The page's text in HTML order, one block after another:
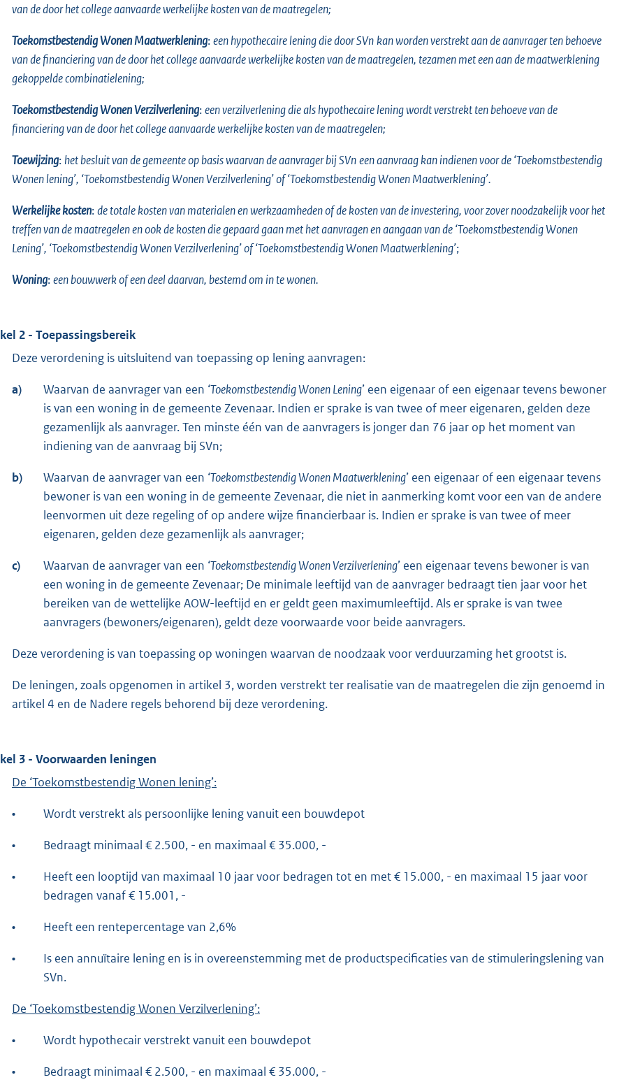
van de door het college aanvaarde werkelijke kosten van de maatregelen;
Toekomstbestendig Wonen Maatwerklening:een hypothecaire lening die doorSVn kan worden verstrekt aan de aanvrager ten behoeve
van de financiering van de door het college aanvaarde werkelijke kosten van de maatregelen, tezamen met een aan de maatwerklening
gekoppelde combinatielening;
Toekomstbestendig Wonen Verzilverlening:een verzilverlening die als hypothecaire lening wordt verstrekt ten behoeve van de
financiering van de door het college aanvaarde werkelijke kosten van de maatregelen;
Toewijzing: het besluit van de gemeente op basis waarvan de aanvrager bijSVneen aanvraag kan indienen voor de ‘Toekomstbestendig
Wonen lening’, ‘Toekomstbestendig Wonen Verzilverlening’ of ‘Toekomstbestendig Wonen Maatwerklening’.
Werkelijke kosten:de totale kosten van materialen en werkzaamheden of de kosten van de investering, voor zover noodzakelijk voor het
treffen van de maatregelen en ook de kosten die gepaard gaan met het aanvragen en aangaan van de ‘Toekomstbestendig Wonen
Lening’, ‘Toekomstbestendig Wonen Verzilverlening’ of ‘Toekomstbestendig Wonen Maatwerklening’;
Woning:een bouwwerk of een deel daarvan, bestemd om in te wonen.
2 - Toepassingsbereik
Deze verordening is uitsluitend van toepassing op lening aanvragen:
a) Waarvan de aanvrager van een ‘Toekomstbestendig Wonen Lening’ een eigenaar of een eigenaar tevens bewoner
is van een woning in de gemeente Zevenaar. Indien er sprake is van twee of meer eigenaren, gelden deze
gezamenlijk als aanvrager. Ten minste één van de aanvragers is jonger dan 76 jaar op het moment van
indiening van de aanvraag bij SVn;
b) Waarvan de aanvrager van een ‘Toekomstbestendig Wonen Maatwerklening’ een eigenaar of een eigenaar tevens
bewoner is van een woning in de gemeente Zevenaar, die niet in aanmerking komt voor een van de andere
leenvormen uit deze regeling of op andere wijze financierbaar is. Indien er sprake is van twee of meer
eigenaren, gelden deze gezamenlijk als aanvrager;
c) Waarvan de aanvrager van een ‘Toekomstbestendig Wonen Verzilverlening’ een eigenaar tevens bewoner is van
een woning in de gemeente Zevenaar; De minimale leeftijd van de aanvrager bedraagt tien jaar voor het
bereiken van de wettelijke AOW-leeftijd en er geldt geen maximumleeftijd. Als er sprake is van twee
aanvragers (bewoners/eigenaren), geldt deze voorwaarde voor beide aanvragers.
Deze verordening is van toepassing op woningen waarvan de noodzaak voor verduurzaming het grootst is.
De leningen, zoals opgenomen in artikel 3, worden verstrekt ter realisatie van de maatregelen die zijn genoemd in
artikel 4 en de Nadere regels behorend bij deze verordening.
3 - Voorwaarden leningen
De ‘Toekomstbestendig Wonen lening’:
• Wordt verstrekt als persoonlijke lening vanuit een bouwdepot
• Bedraagt minimaal € 2.500, - en maximaal € 35.000, -
•
Heeft een looptijd van maximaal 10 jaar voor bedragen tot en met € 15.000, - en maximaal 15 jaar voor
bedragen vanaf € 15.001, -
• Heeft een rentepercentage van 2,6%
•
Is een annuïtaire lening en is in overeenstemming met de productspecificaties van de stimuleringslening van
SVn.
De ‘Toekomstbestendig Wonen Verzilverlening’:
• Wordt hypothecair verstrekt vanuit een bouwdepot
• Bedraagt minimaal € 2.500, - en maximaal € 35.000, -